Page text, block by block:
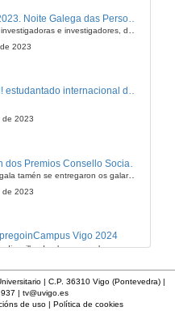
Centos de investigadoras e investigadores, decenas de actividades e sete cidades
2023
Bó Nadal! estudantado internacional da Universidade de Vigo
de 2023
Durante a gala tamén se entregaron os galardóns aos mellores TFG e TFM en materia de Axenda 2030
de 2023
Vigo 2024
Preto de medio millar de alumnas e alumnos buscan coñecer máis de preto as oportunidades que lles achegan as arredor de medio cento de empresas que participan na edición viguesa da feira. Xunto coa visita aos stands, durante a feria desenvólvense varias actividades complementarias, como obradoiros, conversas, mesas redondas ou o pasaporte de empregabilidade, un espazo no que poderán recibir asesoramento sobre o seu CV.
| C.P. 36310 Vigo (Pontevedra) |
| tv@uvigo.es
de uso| Política de cookies